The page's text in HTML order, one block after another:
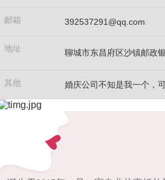
邮箱 392537291@qq.com
地址 聊城市东昌府区沙镇邮政
其他 婚庆公司不知是我一个，